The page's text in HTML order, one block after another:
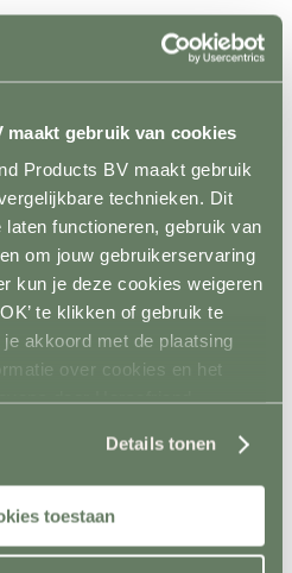
gebruik van cookies
Products BV maakt gebruik
technieken. Dit
functioneren, gebruik van
om jouw gebruikerservaring
kun je deze cookies weigeren
te klikken of gebruik te
akkoord met de plaatsing
over cookies en het
door Horsefriend
Details tonen
toestaan